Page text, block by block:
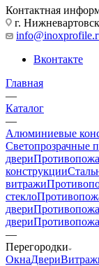
Контактная
г.
Вконтакте
Главная
—
Каталог
—
Алюминиевые
Светопрозрачные
двери
конструкции
витражи
стекло
двери
двери
—
Перегородки
ОкнаДвери